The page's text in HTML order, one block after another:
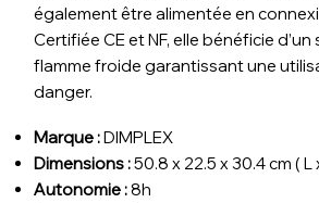
également être alimentée en
Certifiée CE et NF, elle bénéficie
flamme froide garantissant une
danger.
Marque :DIMPLEX
Dimensions :50.8 x 22.5 x 30.4 cm ( L
Autonomie :8h